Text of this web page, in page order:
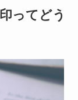
ってどう